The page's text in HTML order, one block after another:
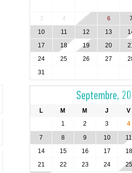
3
4 5 6 7
10
11 12 13
17
18 19 20
24
25 26 27
31
Septembre,
L M M J V
1
2 3 4
7
8 9 10 11
14
15 16 17 18
21
22 23 24 25